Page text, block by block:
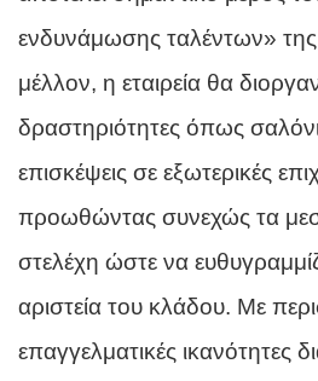
ενδυνάμωσης ταλέντων» της
μέλλον, η εταιρεία θα
δραστηριότητες όπως
επισκέψεις σε εξωτερικές
προωθώντας συνεχώς τα
στελέχη ώστε να
αριστεία του κλάδου. Με
επαγγελματικές ικανότητες